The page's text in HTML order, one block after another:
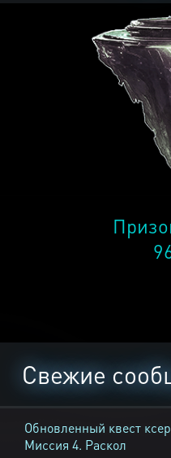
Свежие
Обновленный квест
Миссия 4. Раскол